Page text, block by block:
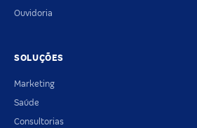
Ouvidoria
SOLUÇÕES
Marketing
Saúde
Consultorias